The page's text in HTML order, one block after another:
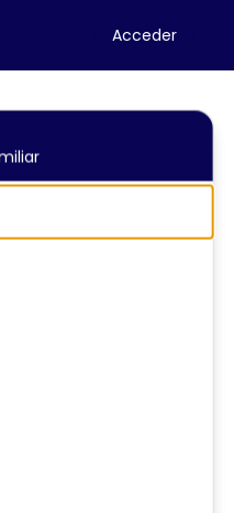
Acceder
Combos Supermerc...